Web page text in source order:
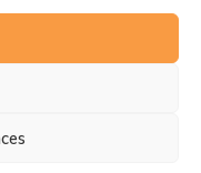
la gestion de mes